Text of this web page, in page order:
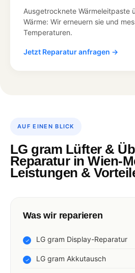
Ausgetrocknete Wärmeleitpaste
Wärme: Wir erneuern sie und
Temperaturen.
Jetzt Reparatur anfragen →
AUF EINEN BLICK
LG gram Lüfter &
Reparatur in Wien-
Leistungen &
Was wir reparieren
LG gram Display-Reparatur
LG gram Akkutausch